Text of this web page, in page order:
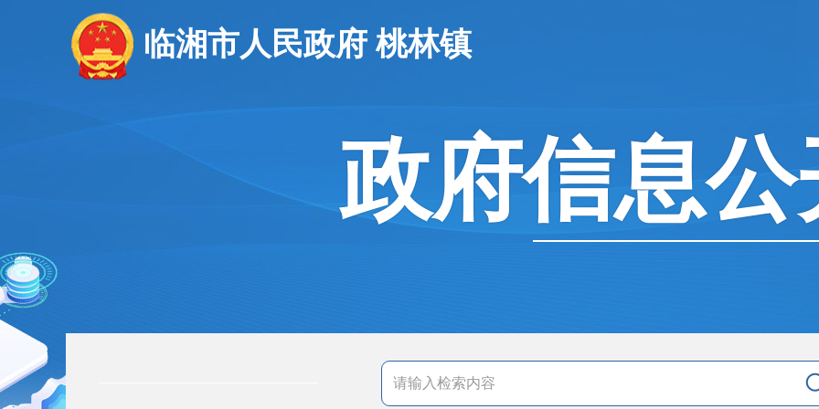
临湘市人民政府 桃林镇
政府信息公